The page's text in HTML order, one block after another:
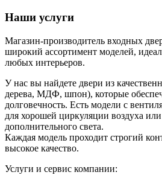
Наши услуги
Магазин-производитель входных
широкий ассортимент моделей,
любых интерьеров.
У нас вы найдете двери из
дерева, МДФ, шпон), которые
долговечность. Есть модели с
для хорошей циркуляции воздуха
дополнительного света.
Каждая модель проходит строгий
высокое качество.
Услуги и сервис компании: